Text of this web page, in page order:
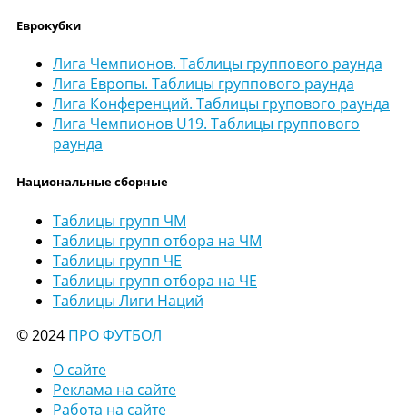
Еврокубки
Лига Чемпионов. Таблицы группового раунда
Лига Европы. Таблицы группового раунда
Лига Конференций. Таблицы групового раунда
Лига Чемпионов U19. Таблицы группового
раунда
Национальные сборные
Таблицы групп ЧМ
Таблицы групп отбора на ЧМ
Таблицы групп ЧЕ
Таблицы групп отбора на ЧЕ
Таблицы Лиги Наций
© 2024 ПРО ФУТБОЛ
О сайте
Реклама на сайте
Работа на сайте